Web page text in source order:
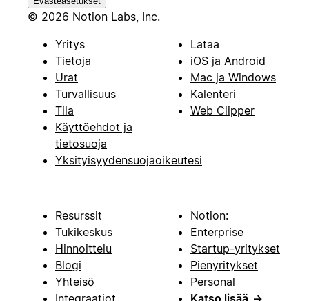
© 2026 Notion Labs, Inc.
Yritys
Tietoja
Urat
Turvallisuus
Tila
Käyttöehdot ja
tietosuoja
Yksityisyydensuojaoikeutesi
Lataa
iOS ja Android
Mac ja Windows
Kalenteri
Web Clipper
Resurssit
Tukikeskus
Hinnoittelu
Blogi
Yhteisö
Integraatiot
Notion:
Enterprise
Startup-yritykset
Pienyritykset
Personal
Katso lisää →